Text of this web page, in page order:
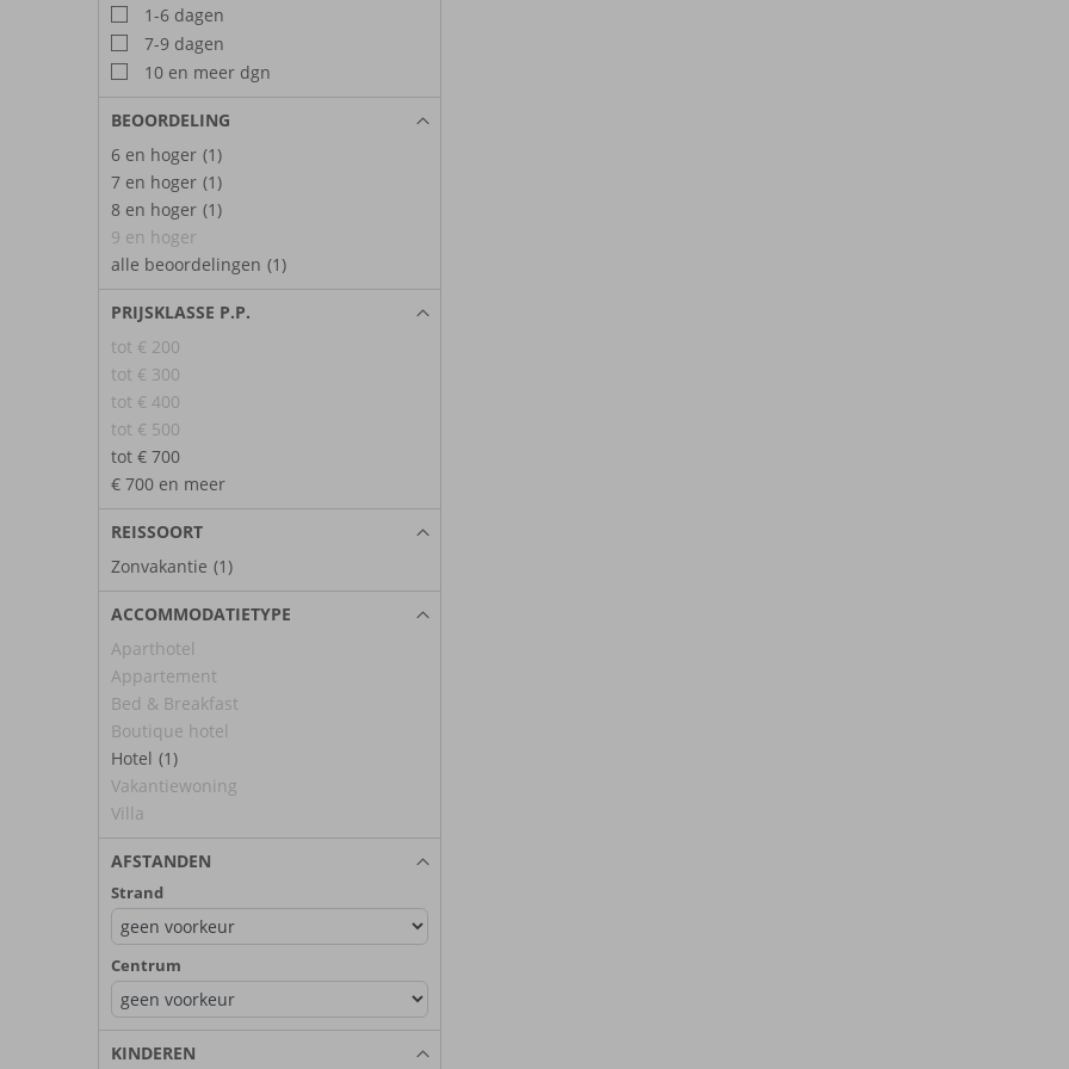
1-6 dagen
7-9 dagen
10 en meer dgn
BEOORDELING
6 en hoger (1)
7 en hoger (1)
8 en hoger (1)
9 en hoger
alle beoordelingen (1)
PRIJSKLASSE P.P.
tot € 200
tot € 300
tot € 400
tot € 500
tot € 700
€ 700 en meer
REISSOORT
Zonvakantie (1)
ACCOMMODATIETYPE
Aparthotel
Appartement
Bed & Breakfast
Boutique hotel
Hotel (1)
Vakantiewoning
Villa
AFSTANDEN
Strand
Centrum
KINDEREN